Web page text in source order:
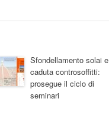
Sfondellamento solai e
caduta controsoffitti:
prosegue il ciclo di
seminari